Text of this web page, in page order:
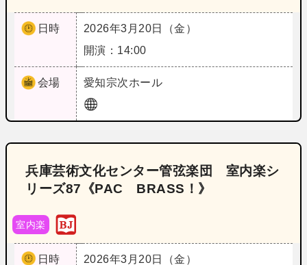
日時
2026年3月20日（金）
開演：14:00
会場 愛知宗次ホール
兵庫芸術文化センター管弦楽団 室内楽シ
リーズ87《PAC BRASS！》
室内楽
日時
2026年3月20日（金）